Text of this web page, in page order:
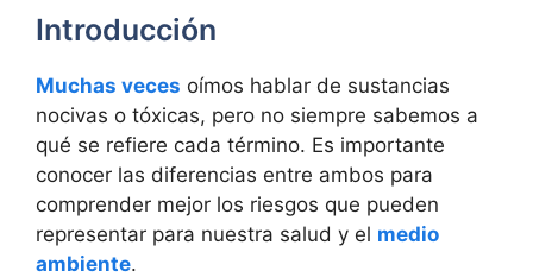
Introducción
Muchas veces oímos hablar de sustancias
nocivas o tóxicas, pero no siempre sabemos a
qué se refiere cada término. Es importante
conocer las diferencias entre ambos para
comprender mejor los riesgos que pueden
representar para nuestra salud y el medio
ambiente.